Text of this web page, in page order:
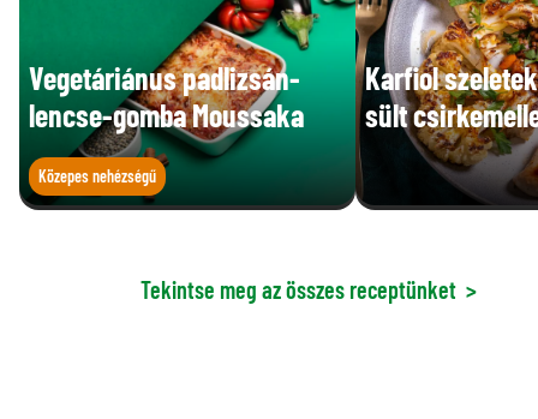
Vegetáriánus padlizsán-
lencse-gomba Moussaka
Közepes nehézségű
Karfiol
sült
Tekintse meg az összes receptünket >